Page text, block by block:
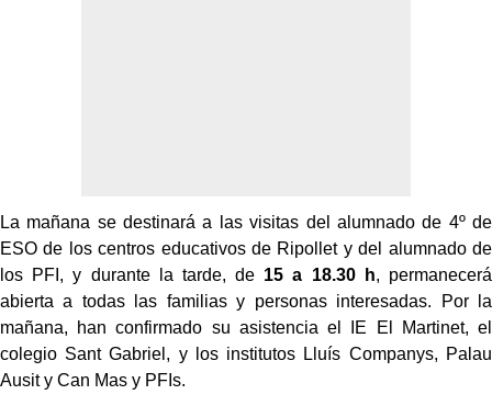
La mañana se destinará a las visitas del alumnado de 4º de
ESO de los centros educativos de Ripollet y del alumnado de
los PFI, y durante la tarde, de 15 a 18.30 h, permanecerá
abierta a todas las familias y personas interesadas. Por la
mañana, han confirmado su asistencia el IE El Martinet, el
colegio Sant Gabriel, y los institutos Lluís Companys, Palau
Ausit y Can Mas y PFIs.